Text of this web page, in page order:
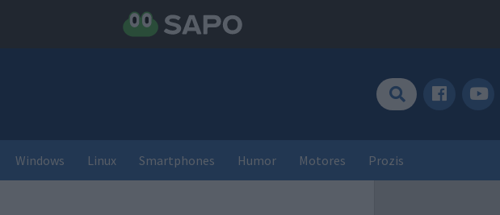
Windows Linux Smartphones Humor Motores Prozis